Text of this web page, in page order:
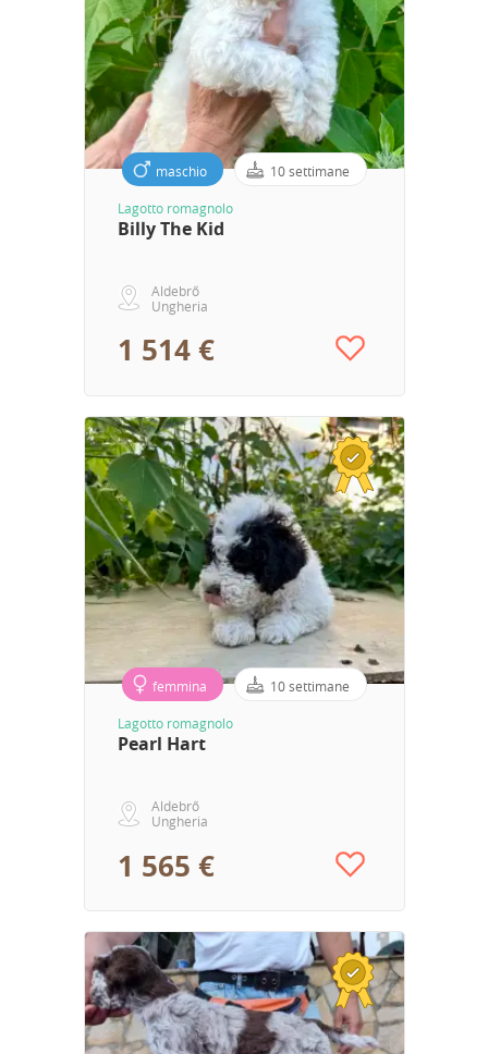
maschio 10 settimane
Lagotto romagnolo
Billy The Kid
Aldebrő
Ungheria
1 514 €
femmina 10 settimane
Lagotto romagnolo
Pearl Hart
Aldebrő
Ungheria
1 565 €